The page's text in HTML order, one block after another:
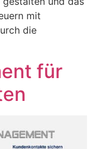
mit
die
für